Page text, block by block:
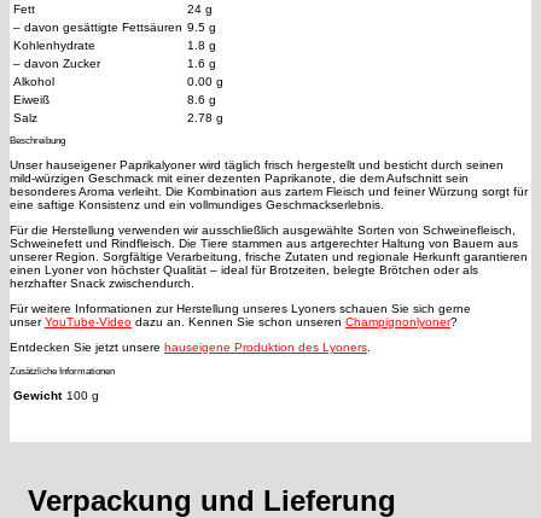
Fett
24 g
– davon gesättigte Fettsäuren 9.5 g
Kohlenhydrate
1.8 g
– davon Zucker
1.6 g
Alkohol
0.00 g
Eiweiß
8.6 g
Salz
2.78 g
Beschreibung
Unser hauseigener Paprikalyoner wird täglich frisch hergestellt und besticht durch seinen
mild-würzigen Geschmack mit einer dezenten Paprikanote, die dem Aufschnitt sein
besonderes Aroma verleiht. Die Kombination aus zartem Fleisch und feiner Würzung sorgt für
eine saftige Konsistenz und ein vollmundiges Geschmackserlebnis.
Für die Herstellung verwenden wir ausschließlich ausgewählte Sorten von Schweinefleisch,
Schweinefett und Rindfleisch. Die Tiere stammen aus artgerechter Haltung von Bauern aus
unserer Region. Sorgfältige Verarbeitung, frische Zutaten und regionale Herkunft garantieren
einen Lyoner von höchster Qualität – ideal für Brotzeiten, belegte Brötchen oder als
herzhafter Snack zwischendurch.
Für weitere Informationen zur Herstellung unseres Lyoners schauen Sie sich gerne
unserYouTube-Video dazu an. Kennen Sie schon unseren Champignonlyoner?
Entdecken Sie jetzt unsere hauseigene Produktion des Lyoners
Zusätzliche Informationen
Gewicht 100 g
Verpackung und Lieferung